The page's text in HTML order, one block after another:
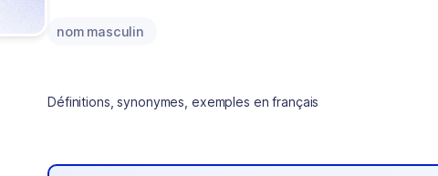
nom masculin
Définitions, synonymes, exemples en français